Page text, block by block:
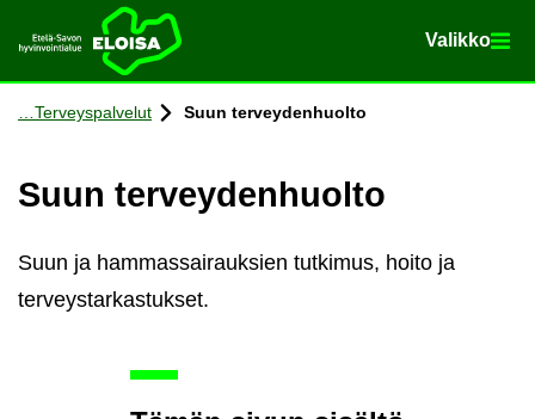
Etusi­vu Va­lik­ko
Va­lik­ko
Siir­ry si­säl­töön
Ter­veys­pal­ve­lut Suun ter­vey­den­huol­to
Suun ter­vey­den­huol­to
Suun ja hammassairauksien tutkimus, hoito ja
terveystarkastukset.